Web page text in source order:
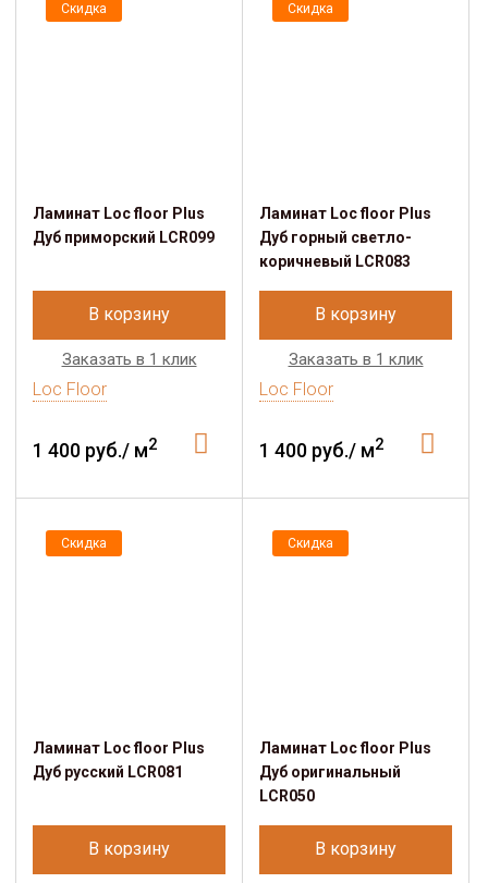
Скидка
Ламинат Loc floor Plus
Дуб приморский LCR099
В корзину
Заказать в 1 клик
Loc Floor
1 400 руб./ м2
Скидка
Ламинат Loc floor Plus
Дуб горный светло-
коричневый LCR083
В корзину
Заказать в 1 клик
Loc Floor
1 400 руб./ м2
Скидка
Ламинат Loc floor Plus
Дуб русский LCR081
В корзину
Скидка
Ламинат Loc floor Plus
Дуб оригинальный
LCR050
В корзину